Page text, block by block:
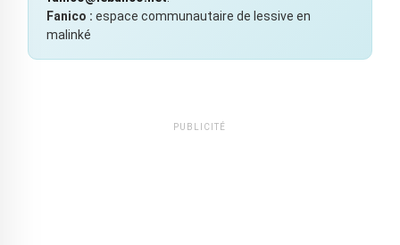
Fanico : espace communautaire de lessive en
malinké
PUBLICITÉ